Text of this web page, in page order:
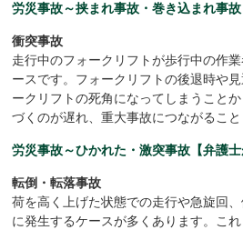
労災事故～挟まれ事故・巻き込まれ事故
衝突事故
走行中のフォークリフトが歩行中の作
ースです。フォークリフトの後退時や
ークリフトの死角になってしまうこと
づくのが遅れ、重大事故につながること
労災事故～ひかれた・激突事故【弁護士
転倒・転落事故
荷を高く上げた状態での走行や急旋回
に発生するケースが多くあります。こ